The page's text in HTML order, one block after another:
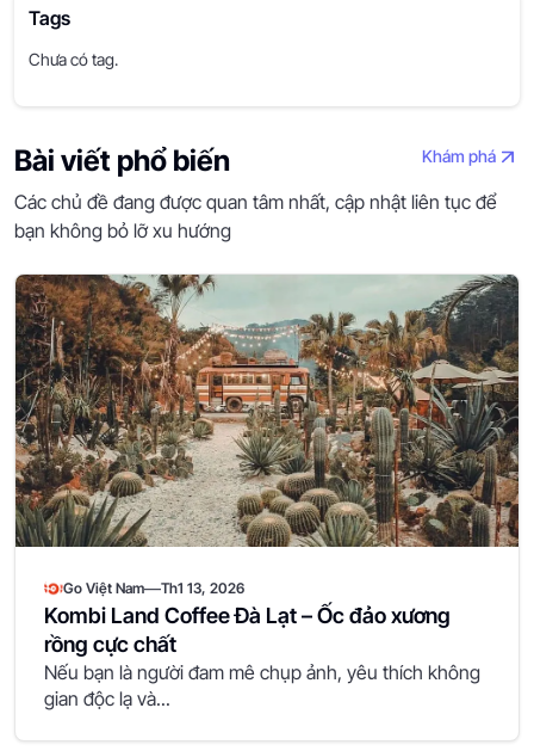
Tags
Chưa có tag.
Bài viết phổ biến Khám phá
Các chủ đề đang được quan tâm nhất, cập nhật liên tục để
bạn không bỏ lỡ xu hướng
Go Việt Nam—Th1 13, 2026
Kombi Land Coffee Đà Lạt – Ốc đảo xương
rồng cực chất
Nếu bạn là người đam mê chụp ảnh, yêu thích không
gian độc lạ và...